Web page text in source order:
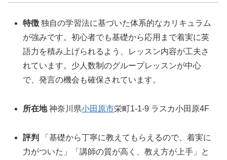
特徴 独自の学習法に基づいた体系的なカリキュラム
が強みです。初心者でも基礎から応用まで着実に英
語力を積み上げられるよう、レッスン内容が工夫さ
れています。少人数制のグループレッスンが中心
で、発言の機会も確保されています。
所在地神奈川県小田原市栄町1-1-9 ラスカ小田原4F
評判
「基礎から丁寧に教えてもらえるので、着実に
力がついた」「講師の質が高く、教え方が上手」と